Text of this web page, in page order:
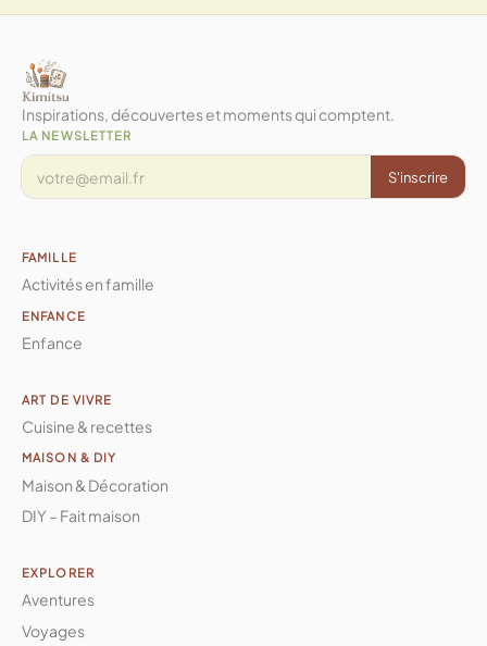
Inspirations, découvertes et moments qui comptent.
LA NEWSLETTER
S'inscrire
FAMILLE
Activités en famille
ENFANCE
Enfance
ART DE VIVRE
Cuisine & recettes
MAISON & DIY
Maison & Décoration
DIY – Fait maison
EXPLORER
Aventures
Voyages